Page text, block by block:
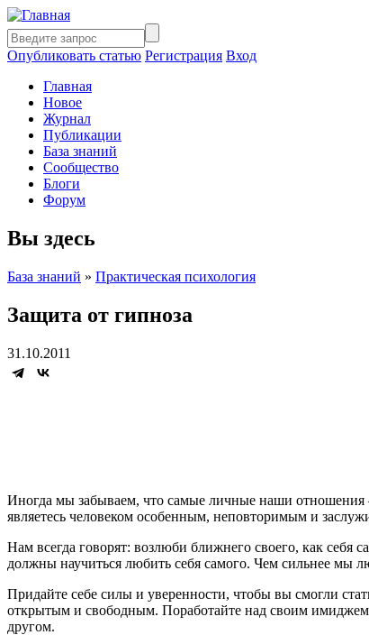
Опубликовать статью Регистрация Вход
Главная
Новое
Журнал
Публикации
База знаний
Сообщество
Блоги
Форум
Вы здесь
База знаний » Практическая психология
Защита от гипноза
31.10.2011
Иногда мы забываем, что самые личные наши отношения
являетесь человеком особенным, неповторимым и
Нам всегда говорят: возлюби ближнего своего, как себя
должны научиться любить себя самого. Чем сильнее мы
Придайте себе силы и уверенности, чтобы вы смогли
открытым и свободным. Поработайте над своим
другом.